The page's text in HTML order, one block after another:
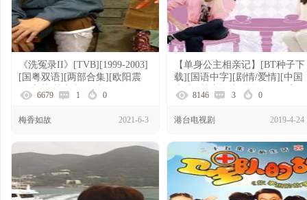
《洗冤录II》[TVB][1999-2003]
[国粤双语][两部合集][欧阳震
华/宣萱/林文龙/佘诗曼/滕丽名]
[44集全]
6679 1 0
梅香如故 2021-6-3
【单身公主相亲记】[BT种子下
载][国语中字][剧情/爱情][中国
大陆][林志颖/郭品超][720P高
清]
8146 3 0
港台电视剧 2019-4-24